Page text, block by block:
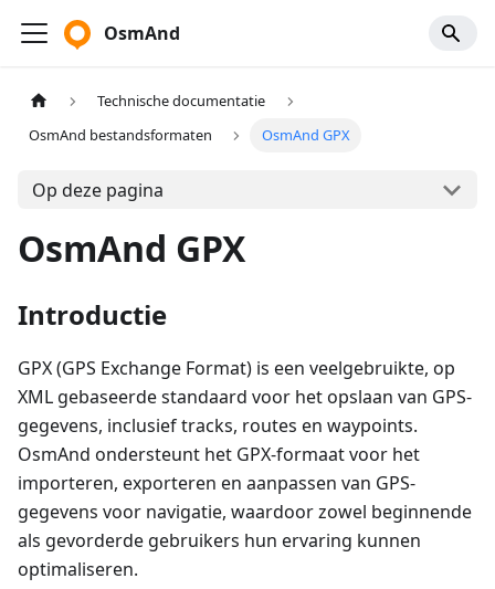
OsmAnd
Technische documentatie
OsmAnd bestandsformaten
OsmAnd GPX
Op deze pagina
OsmAnd GPX
Introductie
GPX (GPS Exchange Format) is een veelgebruikte, op
XML gebaseerde standaard voor het opslaan van GPS-
gegevens, inclusief tracks, routes en waypoints.
OsmAnd ondersteunt het GPX-formaat voor het
importeren, exporteren en aanpassen van GPS-
gegevens voor navigatie, waardoor zowel beginnende
als gevorderde gebruikers hun ervaring kunnen
optimaliseren.